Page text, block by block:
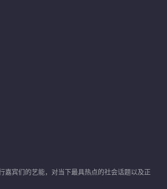
嘉宾们的艺能，对当下最具热点的社会话题以及正